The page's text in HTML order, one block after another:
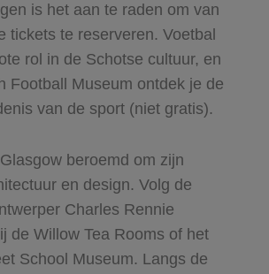
is het aan te raden om van
tickets te reserveren. Voetbal
rol in de Schotse cultuur, en
Football Museum ontdek je de
van de sport (niet gratis).
beroemd om zijn
en design. Volg de
Charles Rennie
de Willow Tea Rooms of het
School Museum. Langs de